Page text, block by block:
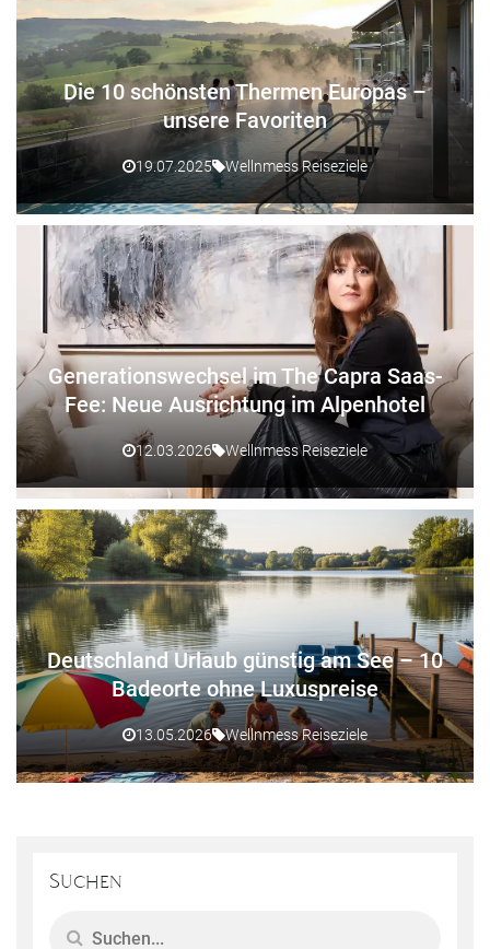
Die 10 schönsten Thermen Europas –
unsere Favoriten
19.07.2025 Wellnmess Reiseziele
Generationswechsel im The Capra Saas-
Fee: Neue Ausrichtung im Alpenhotel
12.03.2026 Wellnmess Reiseziele
Deutschland Urlaub günstig am See – 10
Badeorte ohne Luxuspreise
13.05.2026 Wellnmess Reiseziele
Suchen